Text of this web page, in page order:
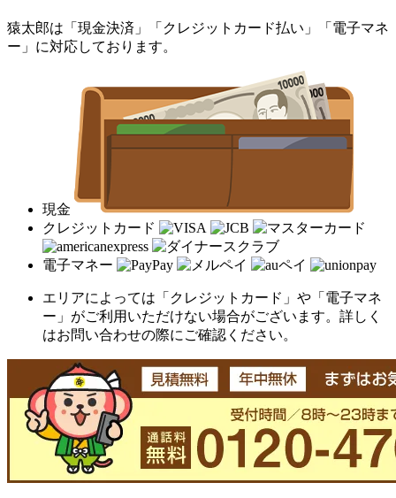
猿太郎は「現金決済」「クレジットカード払い」「電子マネ
ー」に対応しております。
現金
クレジットカード
電子マネー
エリアによっては「クレジットカード」や「電子マネ
ー」がご利用いただけない場合がございます。詳しく
はお問い合わせの際にご確認ください。